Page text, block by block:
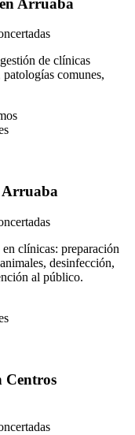
en Arruaba
de clínicas
comunes,
Arruaba
en clínicas: preparación
desinfección,
al público.
Centros